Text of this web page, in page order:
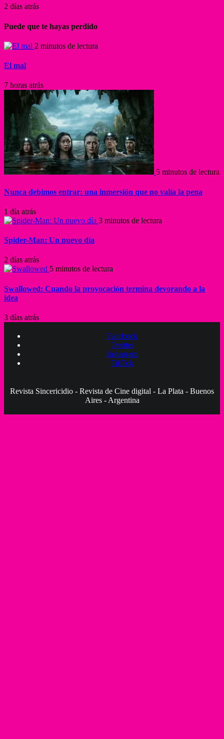
2 días atrás
Puede que te hayas perdido
2 minutos de lectura
El mal
7 horas atrás
5 minutos de lectura
Nunca debimos entrar: una inmersión que no valía la pena
1 día atrás
3 minutos de lectura
Spider-Man: Un nuevo día
2 días atrás
5 minutos de lectura
Swallowed: Cuando la provocación termina devorando a la
idea
3 días atrás
Facebook
Twitter
Instagram
TikTok
Revista Sincericidio - Revista de Cine digital - La Plata - Buenos
Aires - Argentina